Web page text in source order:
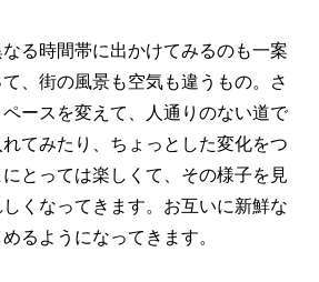
る時間帯に出かけてみるのも一案
、街の風景も空気も違うもの。さ
ースを変えて、人通りのない道で
てみたり、ちょっとした変化をつ
とっては楽しくて、その様子を見
くなってきます。お互いに新鮮な
るようになってきます。